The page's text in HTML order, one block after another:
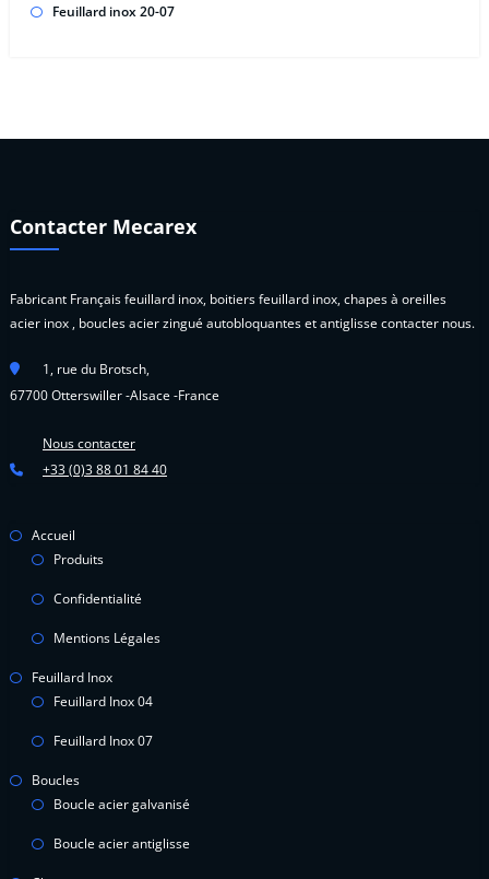
Feuillard inox 20-07
Contacter Mecarex
Fabricant Français feuillard inox, boitiers feuillard inox, chapes à oreilles
acier inox , boucles acier zingué autobloquantes et antiglisse contacter nous.
1, rue du Brotsch,
67700 Otterswiller -Alsace -France
Nous contacter
+33 (0)3 88 01 84 40
Accueil
Produits
Confidentialité
Mentions Légales
Feuillard Inox
Feuillard Inox 04
Feuillard Inox 07
Boucles
Boucle acier galvanisé
Boucle acier antiglisse